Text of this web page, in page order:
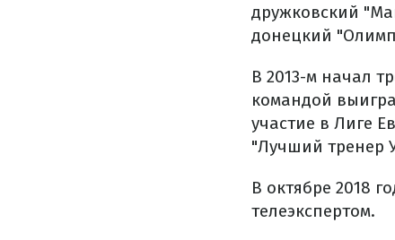
дружковский
донецкий
В 2013-м начал
командой
участие в Лиге
"Лучший тренер
В октябре 2018
телеэкспертом.